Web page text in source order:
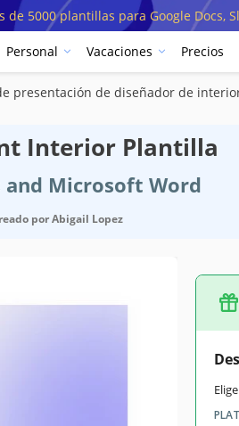
5000 plantillas para Google Docs,
Personal Vacaciones Precios
presentación de diseñador de
Interior Plantilla
and Microsoft Word
porAbigail Lopez